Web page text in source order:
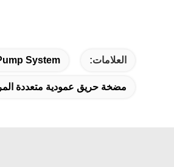
العلامات: System
مضخة حريق عمودية متعددة